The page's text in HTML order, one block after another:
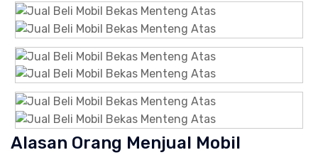
Alasan Orang Menjual Mobil